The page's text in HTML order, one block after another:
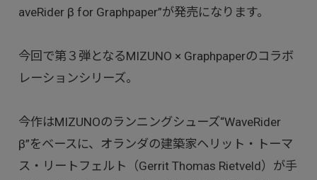
aveRider β for Graphpaper”が発売になります。
今回で第３弾となるMIZUNO × Graphpaperのコラボ
レーションシリーズ。
今作はMIZUNOのランニングシューズ“WaveRider
β”をベースに、オランダの建築家ヘリット・トーマ
ス・リートフェルト（Gerrit Thomas Rietveld）が手